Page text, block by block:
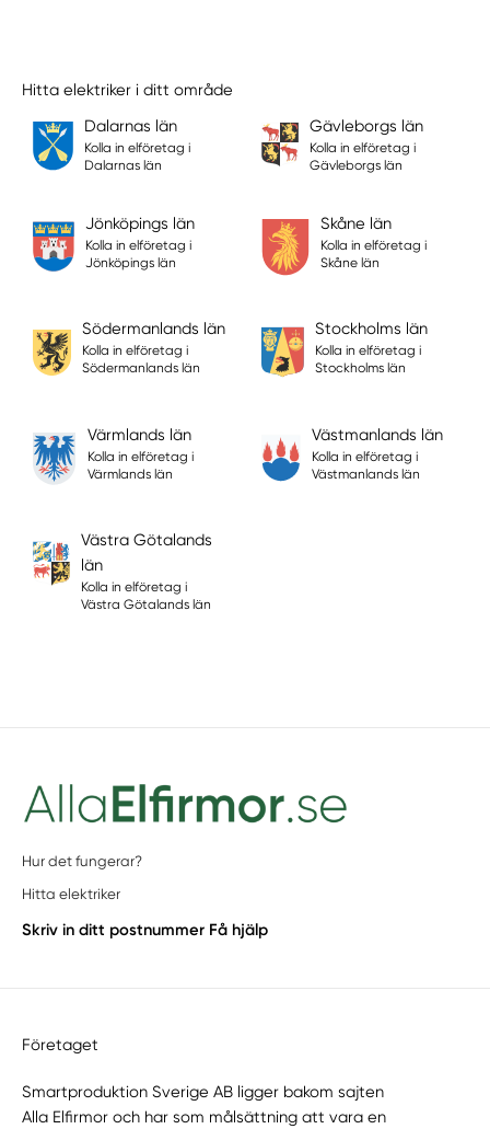
Hitta elektriker i ditt område
Dalarnas län
Kolla in elföretag i
Dalarnas län
Gävleborgs län
Kolla in elföretag i
Gävleborgs län
Jönköpings län
Kolla in elföretag i
Jönköpings län
Skåne län
Kolla in elföretag i
Skåne län
Södermanlands län
Kolla in elföretag i
Södermanlands län
Stockholms län
Kolla in elföretag i
Stockholms län
Värmlands län
Kolla in elföretag i
Värmlands län
Västmanlands län
Kolla in elföretag i
Västmanlands län
Västra Götalands
län
Kolla in elföretag i
Västra Götalands län
Hur det fungerar?
Hitta elektriker
Skriv in ditt postnummer Få hjälp
Företaget
Smartproduktion Sverige AB ligger bakom sajten
Alla Elfirmor och har som målsättning att vara en